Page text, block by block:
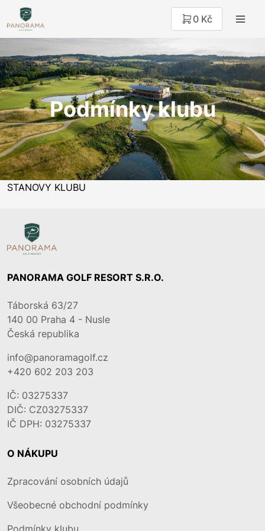
0 Kč
Podmínky klubu
STANOVY KLUBU
PANORAMA GOLF RESORT S.R.O.
Táborská 63/27
140 00 Praha 4 - Nusle
Česká republika
info@panoramagolf.cz
+420 602 203 203
IČ: 03275337
DIČ: CZ03275337
IČ DPH: 03275337
O NÁKUPU
Zpracování osobních údajů
Všeobecné obchodní podmínky
Podmínky klubu